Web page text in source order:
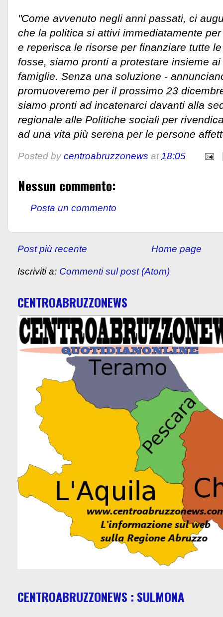
"Come avvenuto negli anni passati, ci
che la politica si attivi immediatamente
e reperisca le risorse per finanziare tutte
fosse, siamo pronti a protestare insieme
famiglie. Senza una soluzione -
promuoveremo per il prossimo 23
siamo pronti ad incatenarci davanti alla
regionale alle Politiche sociali per
ad una vita più serena per le persone
Posted by centroabruzzonews at18:05
Nessun commento:
Posta un commento
Post più recente Home page
Iscriviti a: Commenti sul post (Atom)
CENTROABRUZZONEWS
CENTROABRUZZONEWS : SULMONA